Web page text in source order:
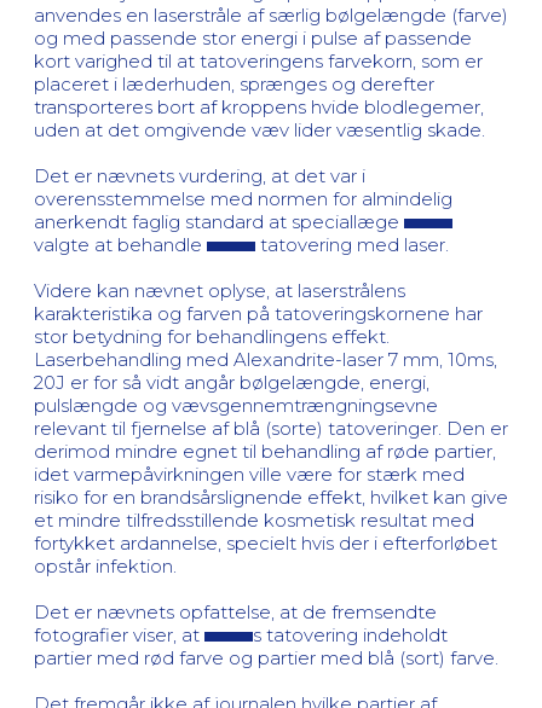
anvendes en laserstråle af særlig bølgelængde (farve)
og med passende stor energi i pulse af passende
kort varighed til at tatoveringens farvekorn, som er
placeret i læderhuden, sprænges og derefter
transporteres bort af kroppens hvide blodlegemer,
uden at det omgivende væv lider væsentlig skade.
Det er nævnets vurdering, at det var i
overensstemmelse med normen for almindelig
anerkendt faglig standard at speciallæge
valgte at behandle
tatovering med laser.
Videre kan nævnet oplyse, at laserstrålens
karakteristika og farven på tatoveringskornene har
stor betydning for behandlingens effekt.
Laserbehandling med Alexandrite-laser 7 mm, 10ms,
20J er for så vidt angår bølgelængde, energi,
pulslængde og vævsgennemtrængningsevne
relevant til fjernelse af blå (sorte) tatoveringer. Den er
derimod mindre egnet til behandling af røde partier,
idet varmepåvirkningen ville være for stærk med
risiko for en brandsårslignende effekt, hvilket kan give
et mindre tilfredsstillende kosmetisk resultat med
fortykket ardannelse, specielt hvis der i efterforløbet
opstår infektion.
Det er nævnets opfattelse, at de fremsendte
fotografier viser, at
s tatovering indeholdt
partier med rød farve og partier med blå (sort) farve.
Det fremgår ikke af journalen hvilke partier af